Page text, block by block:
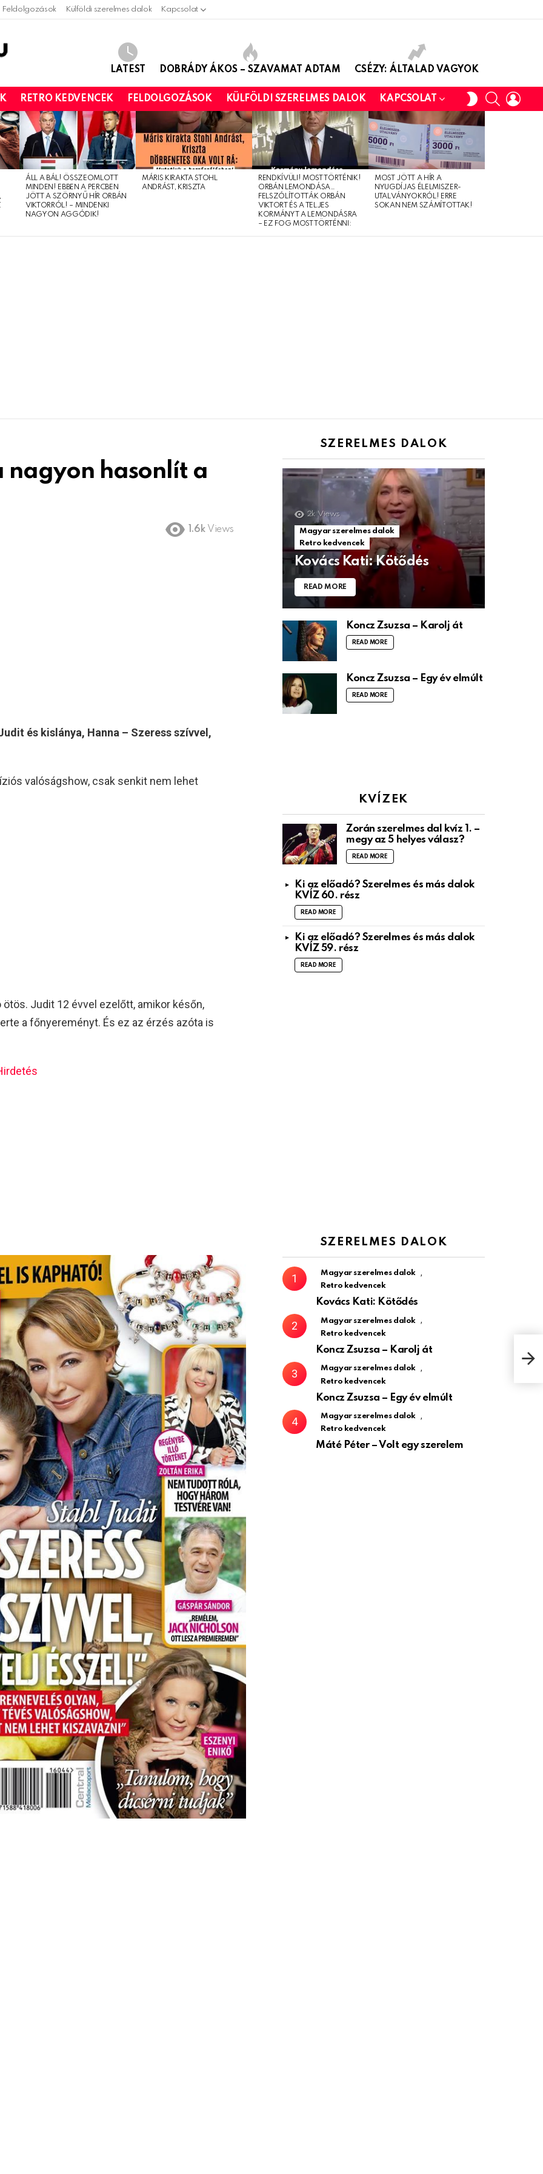
Feldolgozások Külföldi szerelmes dalok Kapcsolat
LATEST DOBRÁDY ÁKOS – SZAVAMAT ADTAM CSÉZY: ÁLTALAD VAGYOK
RETRO KEDVENCEK FELDOLGOZÁSOK KÜLFÖLDI SZERELMES DALOK KAPCSOLAT
SWITCH
SKIN
SEARCH
ÁLL A BÁL! ÖSSZEOMLOTT
MINDEN! EBBEN A PERCBEN
JÖTT A SZÖRNYŰ HÍR ORBÁN
VIKTORRÓL! – MINDENKI
NAGYON AGGÓDIK!
MÁRIS KIRAKTA STOHL
ANDRÁST, KRISZTA
RENDKÍVÜLI! MOST TÖRTÉNIK!
ORBÁN LEMONDÁSA…
FELSZÓLÍTOTTÁK ORBÁN
VIKTORT ÉS A TELJES
KORMÁNYT A LEMONDÁSRA
– EZ FOG MOST TÖRTÉNNI:
MOST JÖTT A HÍR A
NYUGDÍJAS ÉLELMISZER-
UTALVÁNYOKRÓL! ERRE
SOKAN NEM SZÁMÍTOTTAK!
nagyon hasonlít a
1.6k Views
és kislánya, Hanna – Szeress szívvel,
valóságshow, csak senkit nem lehet
Judit 12 évvel ezelőtt, amikor későn,
a főnyereményt. És ez az érzés azóta is
SZERELMES DALOK
2k Views
Magyar szerelmes dalok
Retro kedvencek
Kovács Kati: Kötődés
READ MORE
Koncz Zsuzsa – Karolj át
READ MORE
Koncz Zsuzsa – Egy év elmúlt
READ MORE
KVÍZEK
Zorán szerelmes dal kvíz 1. –
megy az 5 helyes válasz?
READ MORE
Ki az előadó? Szerelmes és más dalok
KVÍZ 60. rész
READ MORE
Ki az előadó? Szerelmes és más dalok
KVÍZ 59. rész
READ MORE
SZERELMES DALOK
Magyar szerelmes dalok ,
Retro kedvencek
Kovács Kati: Kötődés
Magyar szerelmes dalok ,
Retro kedvencek
Koncz Zsuzsa – Karolj át
Magyar szerelmes dalok ,
Retro kedvencek
Koncz Zsuzsa – Egy év elmúlt
Magyar szerelmes dalok ,
Retro kedvencek
Máté Péter – Volt egy szerelem